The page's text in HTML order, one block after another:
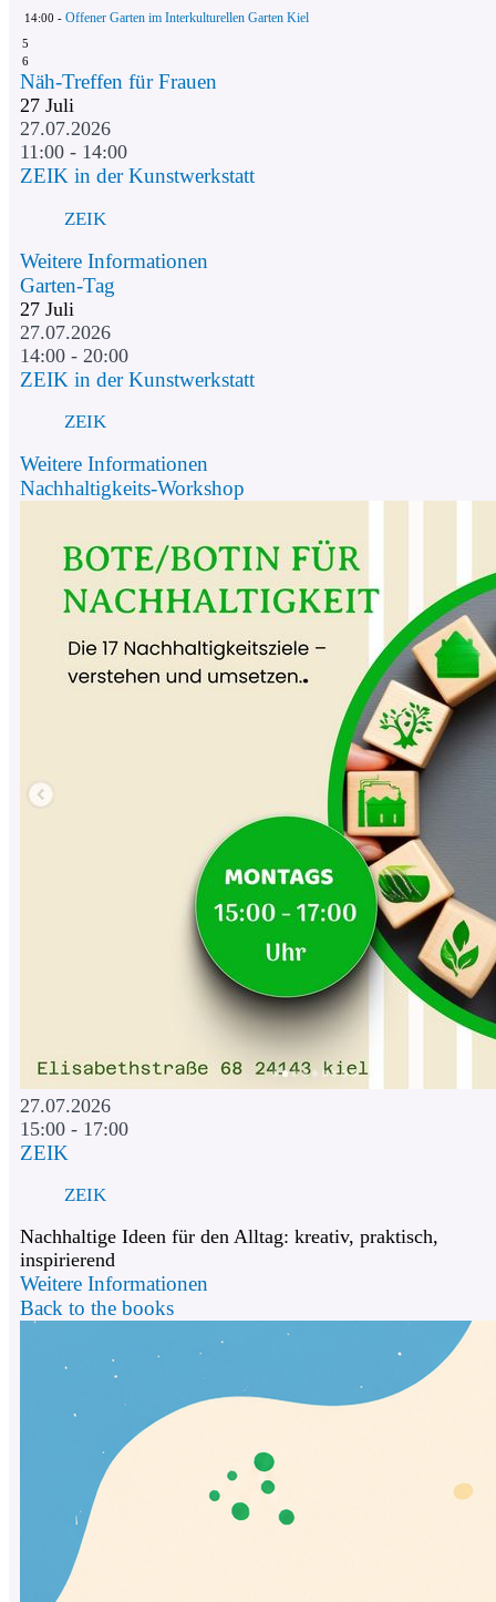
14:00 - Offener Garten im Interkulturellen Garten Kiel
5
6
Näh-Treffen für Frauen
27 Juli
27.07.2026
11:00 - 14:00
ZEIK in der Kunstwerkstatt
ZEIK
Weitere Informationen
Garten-Tag
27 Juli
27.07.2026
14:00 - 20:00
ZEIK in der Kunstwerkstatt
ZEIK
Weitere Informationen
Nachhaltigkeits-Workshop
27.07.2026
15:00 - 17:00
ZEIK
ZEIK
Nachhaltige Ideen für den Alltag: kreativ, praktisch,
inspirierend
Weitere Informationen
Back to the books